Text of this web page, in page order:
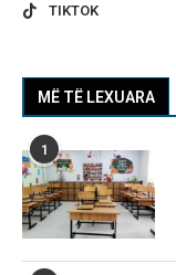
TIKTOK
MË TË LEXUARA
1